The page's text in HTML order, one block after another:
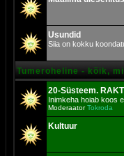
Usundid
Siia on kokku
Tumeroheline - kõik,
20-Süsteem.
Inimkeha hoiab koos
ModeraatorTokroda
Kultuur